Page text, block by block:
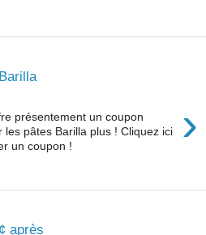
›
présentement un coupon
les pâtes Barilla plus ! Cliquez ici
un coupon !
après